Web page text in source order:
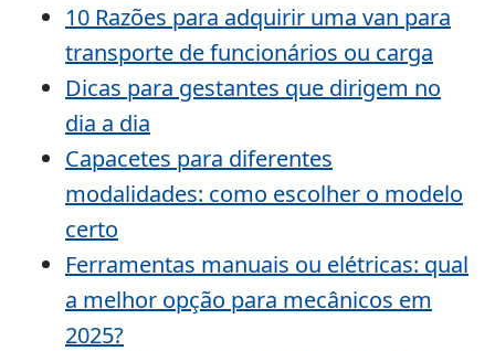
10 Razões para adquirir uma van para
transporte de funcionários ou carga
Dicas para gestantes que dirigem no
dia a dia
Capacetes para diferentes
modalidades: como escolher o modelo
certo
Ferramentas manuais ou elétricas: qual
a melhor opção para mecânicos em
2025?